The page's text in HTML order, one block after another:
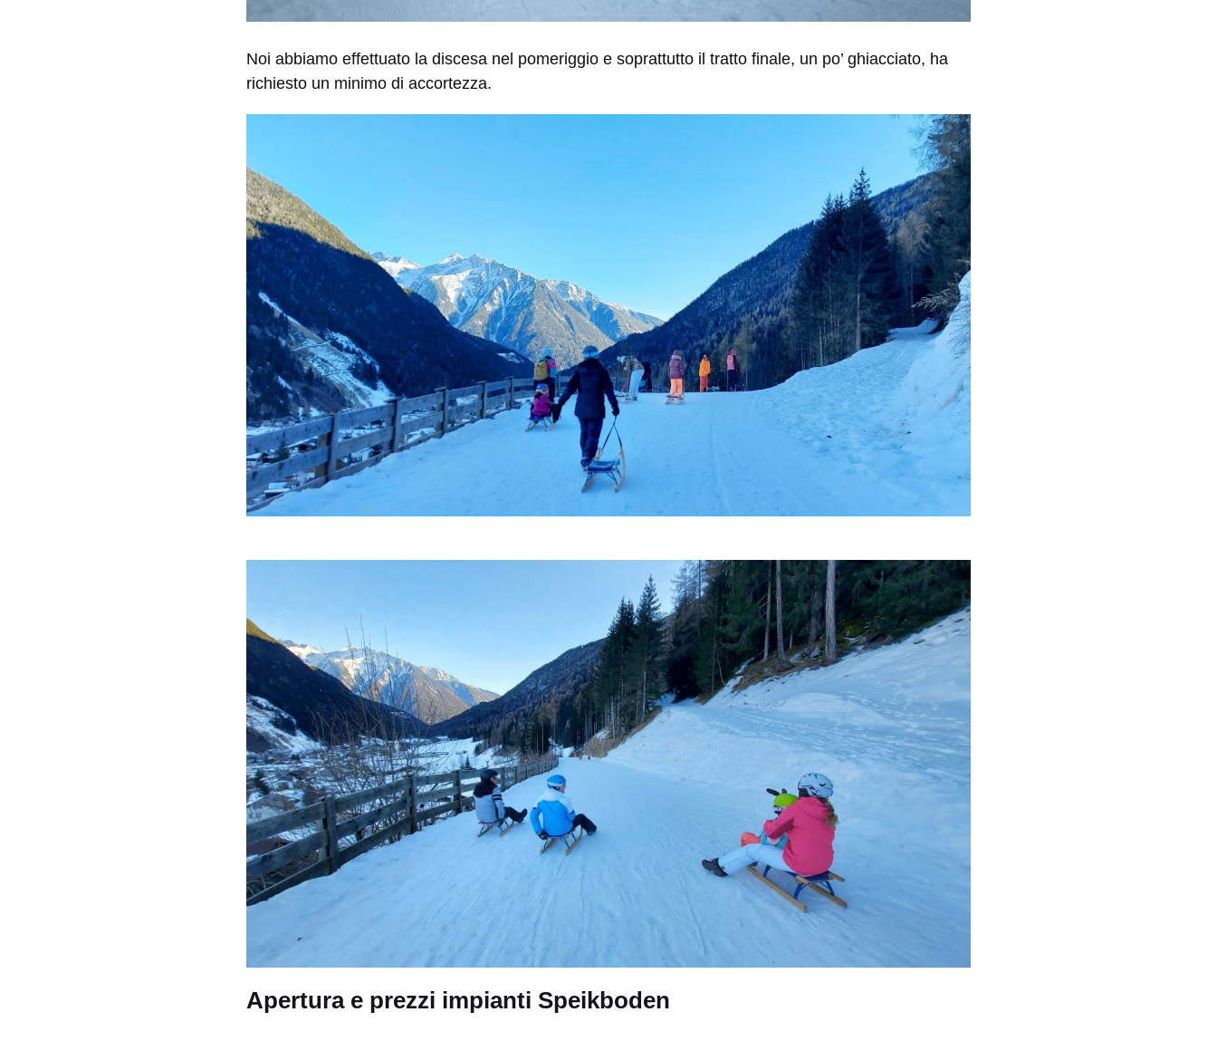
Noi abbiamo effettuato la discesa nel pomeriggio e soprattutto il tratto finale, un po’ ghiacciato, ha
richiesto un minimo di accortezza.
Apertura e prezzi impianti Speikboden